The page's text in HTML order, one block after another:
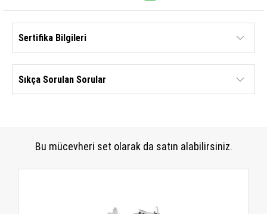
Sertifika Bilgileri
Sıkça Sorulan Sorular
Bu mücevheri set olarak da satın alabilirsiniz.